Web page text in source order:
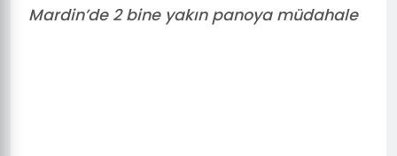
Mardin’de 2 bine yakın panoya müdahale